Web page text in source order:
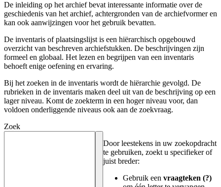
De inleiding op het archief bevat interessante informatie over de
geschiedenis van het archief, achtergronden van de archiefvormer en
kan ook aanwijzingen voor het gebruik bevatten.
De inventaris of plaatsingslijst is een hiërarchisch opgebouwd
overzicht van beschreven archiefstukken. De beschrijvingen zijn
formeel en globaal. Het lezen en begrijpen van een inventaris
behoeft enige oefening en ervaring.
Bij het zoeken in de inventaris wordt de hiërarchie gevolgd. De
rubrieken in de inventaris maken deel uit van de beschrijving op een
lager niveau. Komt de zoekterm in een hoger niveau voor, dan
voldoen onderliggende niveaus ook aan de zoekvraag.
Zoek
Door leestekens in uw zoekopdracht
te gebruiken, zoekt u specifieker of
juist breder:
Gebruik een vraagteken (?)